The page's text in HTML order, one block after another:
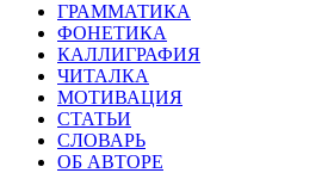
ГРАММАТИКА
ФОНЕТИКА
КАЛЛИГРАФИЯ
ЧИТАЛКА
МОТИВАЦИЯ
СТАТЬИ
СЛОВАРЬ
ОБ АВТОРЕ